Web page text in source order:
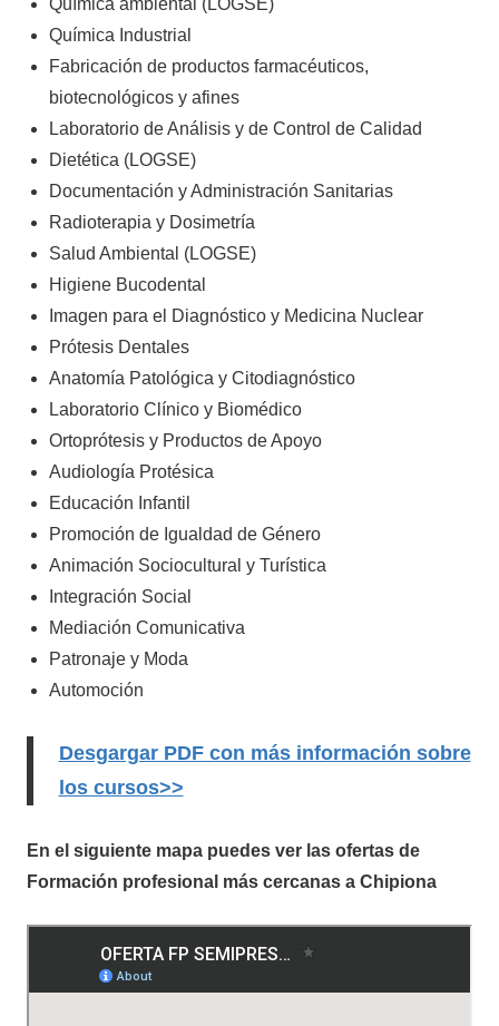
Química ambiental (LOGSE)
Química Industrial
Fabricación de productos farmacéuticos,
biotecnológicos y afines
Laboratorio de Análisis y de Control de Calidad
Dietética (LOGSE)
Documentación y Administración Sanitarias
Radioterapia y Dosimetría
Salud Ambiental (LOGSE)
Higiene Bucodental
Imagen para el Diagnóstico y Medicina Nuclear
Prótesis Dentales
Anatomía Patológica y Citodiagnóstico
Laboratorio Clínico y Biomédico
Ortoprótesis y Productos de Apoyo
Audiología Protésica
Educación Infantil
Promoción de Igualdad de Género
Animación Sociocultural y Turística
Integración Social
Mediación Comunicativa
Patronaje y Moda
Automoción
Desgargar PDF con más información sobre
los cursos>>
En el siguiente mapa puedes ver las ofertas de
Formación profesional más cercanas a Chipiona